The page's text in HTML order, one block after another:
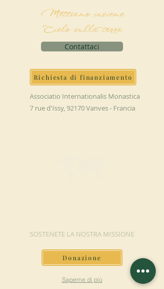
Mettiamo insieme
Cielo sulla terra
Contattaci
Richiesta di finanziamento
Associatio Internationalis Monastica
7 rue d'Issy, 92170 Vanves - Francia
SOSTENETE LA NOSTRA MISSIONE
Donazione
Saperne di più